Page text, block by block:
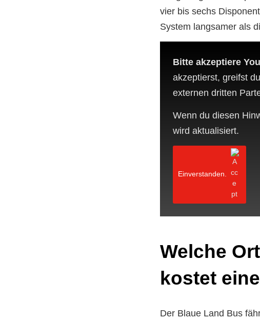
vier bis sechs
System langsamer als
Bitte akzeptiere
akzeptierst, greifst
externen dritten
Wenn du diesen
wird aktualisiert.
Einverstanden.
Welche
kostet
Der Blaue Land Bus